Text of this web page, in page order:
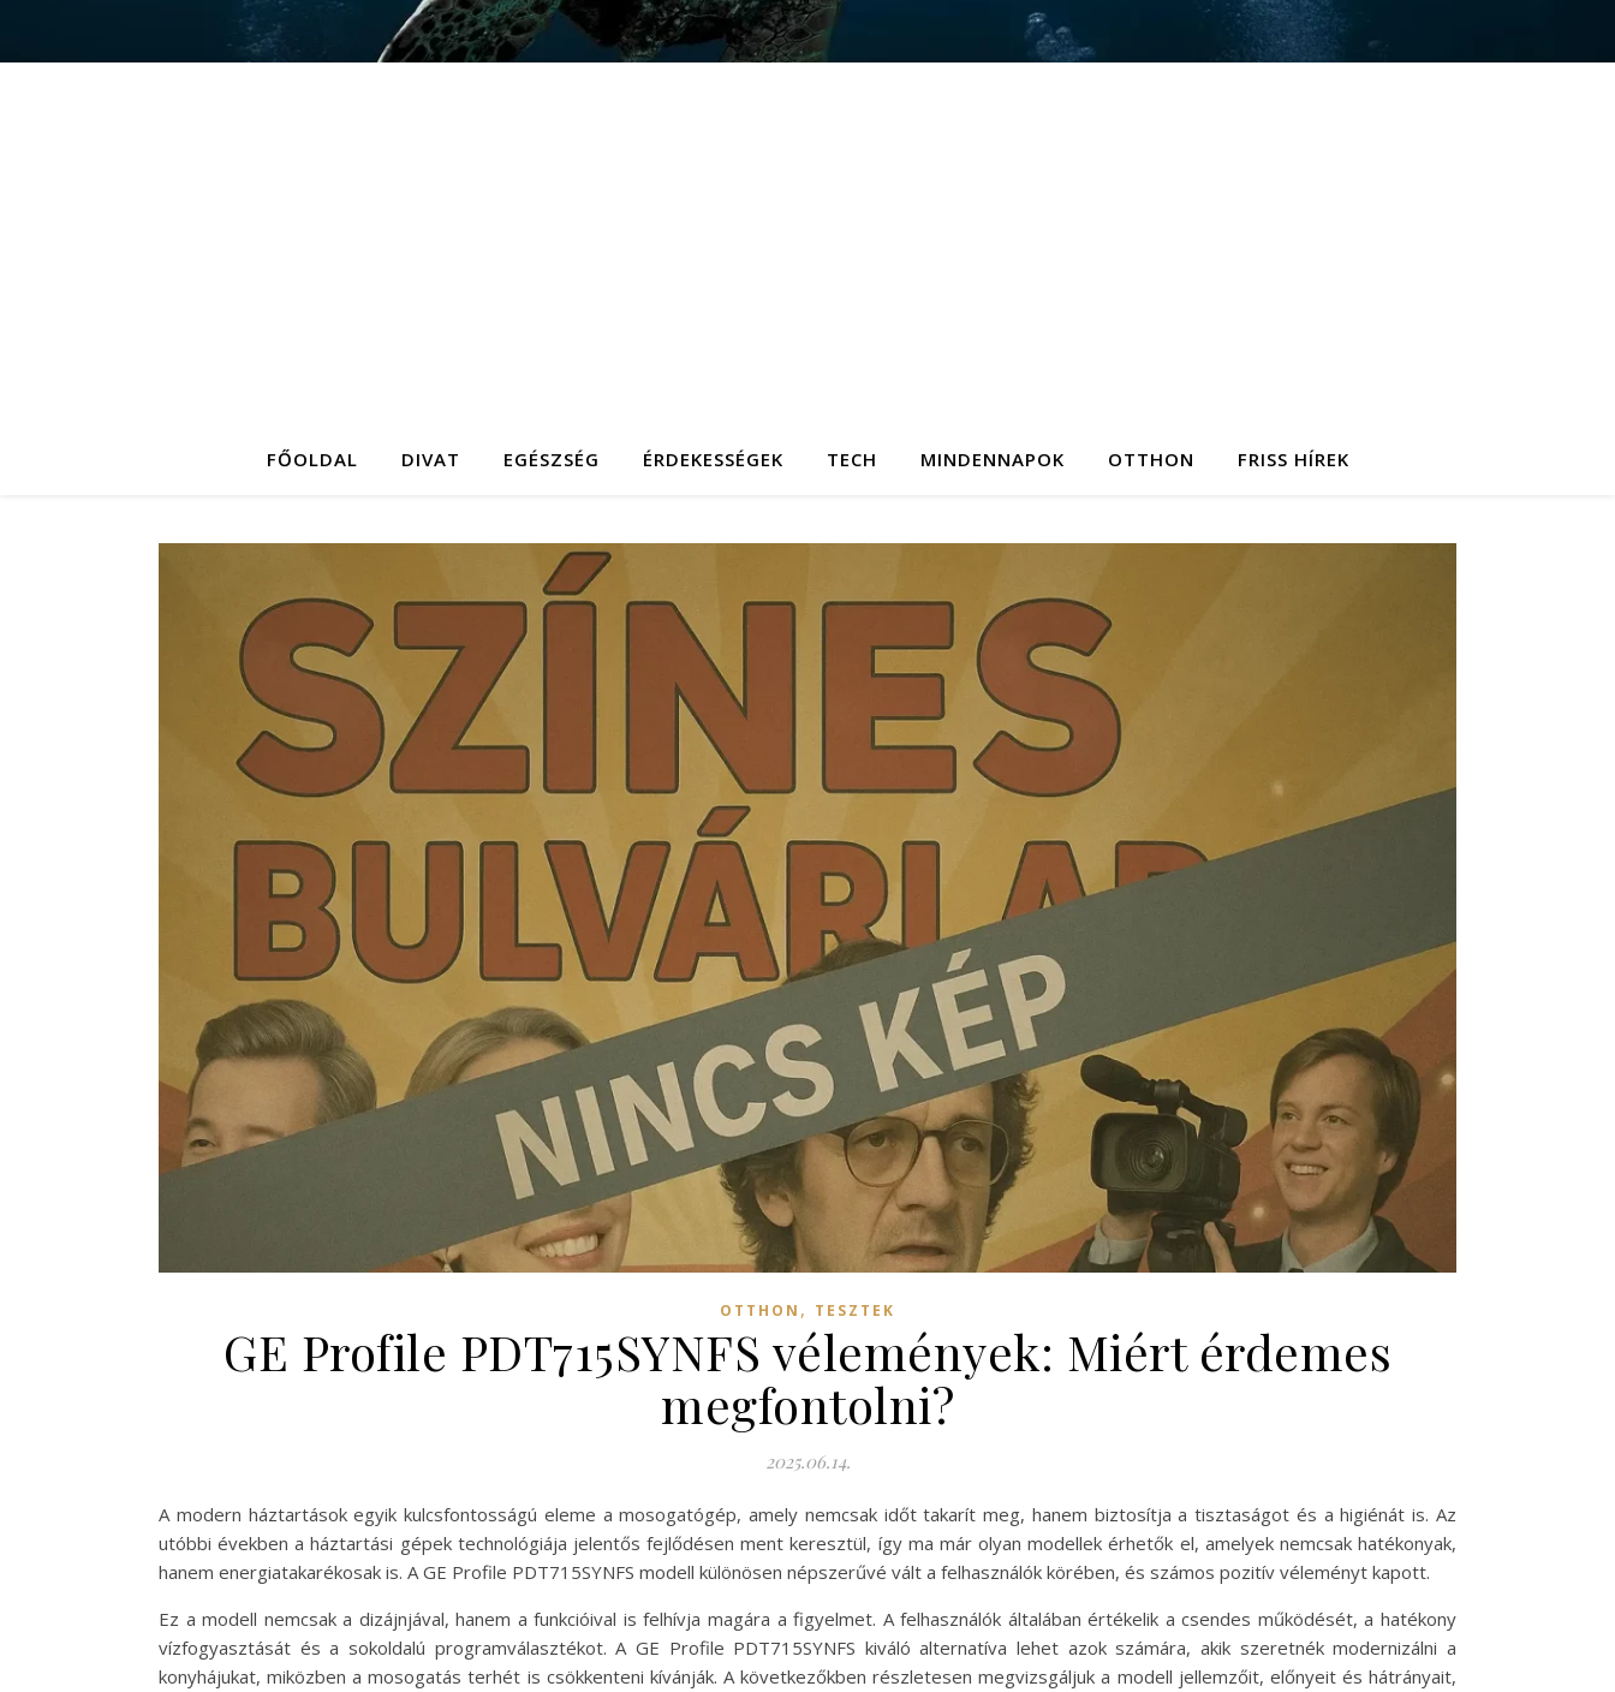
FŐOLDAL DIVAT EGÉSZSÉG ÉRDEKESSÉGEK TECH MINDENNAPOK OTTHON FRISS HÍREK
OTTHON , TESZTEK
GE Profile PDT715SYNFS vélemények: Miért érdemes
megfontolni?
2025.06.14.
A modern háztartások egyik kulcsfontosságú eleme a mosogatógép, amely nemcsak időt takarít meg, hanem biztosítja a tisztaságot és a higiénát is. Az
utóbbi években a háztartási gépek technológiája jelentős fejlődésen ment keresztül, így ma már olyan modellek érhetők el, amelyek nemcsak hatékonyak,
hanem energiatakarékosak is. A GE Profile PDT715SYNFS modell különösen népszerűvé vált a felhasználók körében, és számos pozitív véleményt kapott.
Ez a modell nemcsak a dizájnjával, hanem a funkcióival is felhívja magára a figyelmet. A felhasználók általában értékelik a csendes működését, a hatékony
vízfogyasztását és a sokoldalú programválasztékot. A GE Profile PDT715SYNFS kiváló alternatíva lehet azok számára, akik szeretnék modernizálni a
konyhájukat, miközben a mosogatás terhét is csökkenteni kívánják. A következőkben részletesen megvizsgáljuk a modell jellemzőit, előnyeit és hátrányait,